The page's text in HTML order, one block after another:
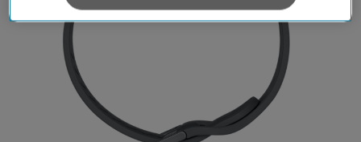
verarbeiten. Sie unterliegen keinem EU-konformen
Datenschutzniveau und es stehen keine wirksamen
Cookies von Unternehmen in Drittstaaten, die ein ähnliches
Datenschutzniveau wie in der Europäischen Union aufweisen
(z.B. Data Privacy Framework), werden wie europäische
Unternehmen behandelt.